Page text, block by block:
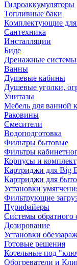
Гидроаккумуляторы
Топливные баки
Комплектующие
Сантехника
Инсталляции
Биде
Дренажные
Ванны
Душевые кабины
Душевые уголки,
Унитазы
Мебель для ванной
Раковины
Смесители
Водоподготовка
Фильтры бытовые
Фильтры
Корпусы и
Картриджи для Big
Картриджи для
Установки
Фильтрующие
Пурифайеры
Системы обратного
Дозирование
Установки
Готовые решения
Котельные под
Обогреватели и